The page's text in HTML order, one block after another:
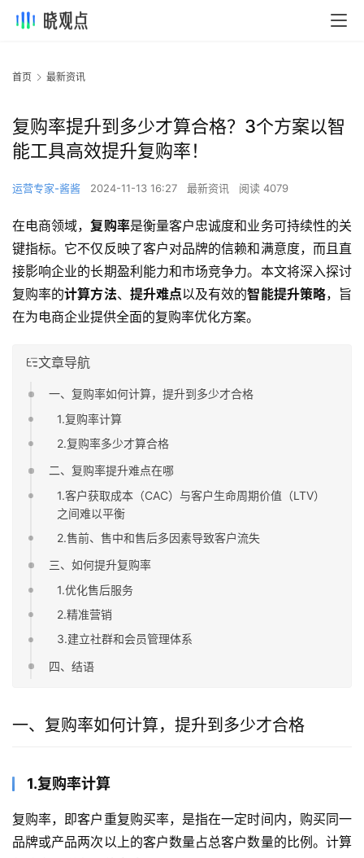
首页 最新资讯
复购率提升到多少才算合格？3个方案以智
能工具高效提升复购率！
运营专家-酱酱 2024-11-13 16:27 最新资讯 阅读 4079
在电商领域，复购率是衡量客户忠诚度和业务可持续性的关
键指标。它不仅反映了客户对品牌的信赖和满意度，而且直
接影响企业的长期盈利能力和市场竞争力。本文将深入探讨
复购率的计算方法、 提升难点以及有效的智能提升策略，旨
在为电商企业提供全面的复购率优化方案。
文章导航
一、复购率如何计算，提升到多少才合格
1.复购率计算
2.复购率多少才算合格
二、复购率提升难点在哪
1.客户获取成本（CAC）与客户生命周期价值（LTV）
之间难以平衡
2.售前、售中和售后多因素导致客户流失
三、如何提升复购率
1.优化售后服务
2.精准营销
3.建立社群和会员管理体系
四、结语
一、复购率如何计算，提升到多少才合格
1.复购率计算
复购率，即客户重复购买率，是指在一定时间内，购买同一
品牌或产品两次以上的客户数量占总客户数量的比例。计算